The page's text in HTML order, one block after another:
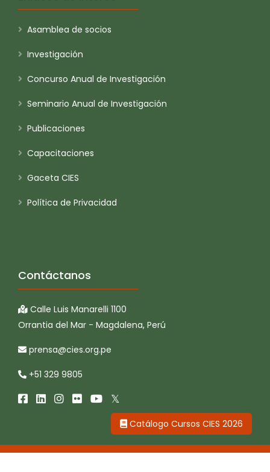
Asamblea de socios
Investigación
Concurso Anual de Investigación
Seminario Anual de Investigación
Publicaciones
Capacitaciones
Gaceta CIES
Política de Privacidad
Contáctanos
Calle Luis Manarelli 1100
Orrantia del Mar - Magdalena, Perú
prensa@cies.org.pe
+51 329 9805
Catálogo Cursos CIES 2026